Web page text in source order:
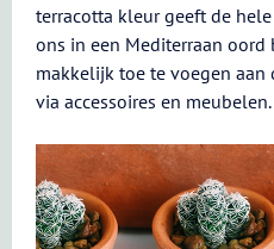
terracotta kleur geeft de
ons in een Mediterraan oord
makkelijk toe te voegen
via accessoires en meubelen.